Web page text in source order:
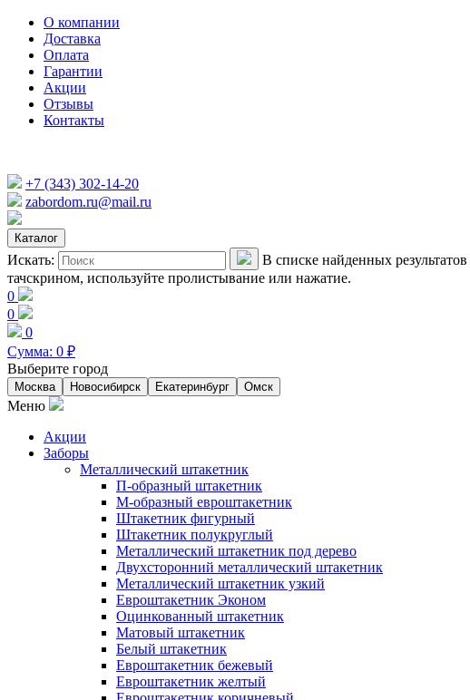
О компании
Доставка
Оплата
Гарантии
Акции
Отзывы
Контакты
+7 (343) 302-14-20
zabordom.ru@mail.ru
Каталог
Искать:
В списке найденных
тачскрином, используйте пролистывание или нажатие.
0
0
0
Сумма: 0 ₽
Выберите город
Москва Новосибирск Екатеринбург Омск
Меню
Акции
Заборы
Металлический штакетник
П-образный штакетник
М-образный евроштакетник
Штакетник фигурный
Штакетник полукруглый
Металлический штакетник под дерево
Двухсторонний металлический штакетник
Металлический штакетник узкий
Евроштакетник Эконом
Оцинкованный штакетник
Матовый штакетник
Белый штакетник
Евроштакетник бежевый
Евроштакетник желтый